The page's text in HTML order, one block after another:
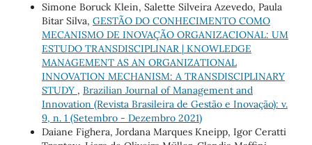
Simone Boruck Klein, Salette Silveira Azevedo, Paula
Bitar Silva, GESTÃO DO CONHECIMENTO COMO
MECANISMO DE INOVAÇÃO ORGANIZACIONAL: UM
ESTUDO TRANSDISCIPLINAR | KNOWLEDGE
MANAGEMENT AS AN ORGANIZATIONAL
INNOVATION MECHANISM: A TRANSDISCIPLINARY
STUDY , Brazilian Journal of Management and
Innovation (Revista Brasileira de Gestão e Inovação): v.
9, n. 1 (Setembro - Dezembro 2021)
Daiane Fighera, Jordana Marques Kneipp, Igor Ceratti